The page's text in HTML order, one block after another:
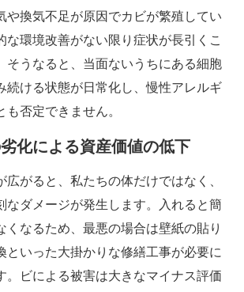
や換気不足が原因でカビが繁殖してい
な環境改善がない限り症状が長引くこ
そうなると、当面ないうちにある細胞
続ける状態が日常化し、慢性アレルギ
も否定できません。
化による資産価値の低下
広がると、私たちの体だけではなく、
なダメージが発生します。入れると簡
くなるため、最悪の場合は壁紙の貼り
といった大掛かりな修繕工事が必要に
。ビによる被害は大きなマイナス評価